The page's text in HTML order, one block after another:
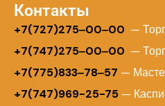
Контакты
+7(727)275‒00‒00 —
+7(747)275‒00‒00 —
+7(775)833‒78‒57 —
+7(747)969-25-75 —